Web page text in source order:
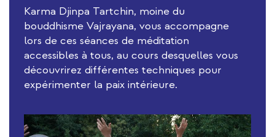
Karma Djinpa Tartchin, moine du
bouddhisme Vajrayana, vous accompagne
lors de ces séances de méditation
accessibles à tous, au cours desquelles vous
découvrirez différentes techniques pour
expérimenter la paix intérieure.